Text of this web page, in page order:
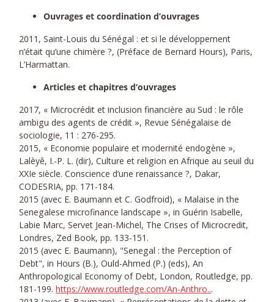
Ouvrages et coordination d’ouvrages
2011, Saint-Louis du Sénégal : et si le développement
n’était qu’une chimère ?, (Préface de Bernard Hours), Paris,
L’Harmattan.
Articles et chapitres d’ouvrages
2017, « Microcrédit et inclusion financière au Sud : le rôle
ambigu des agents de crédit », Revue Sénégalaise de
sociologie, 11 : 276-295.
2015, « Economie populaire et modernité endogène »,
Lalèyê, I.-P. L. (dir), Culture et religion en Afrique au seuil du
XXIe siècle. Conscience d’une renaissance ?, Dakar,
CODESRIA, pp. 171-184.
2015 (avec E. Baumann et C. Godfroid), « Malaise in the
Senegalese microfinance landscape », in Guérin Isabelle,
Labie Marc, Servet Jean-Michel, The Crises of Microcredit,
Londres, Zed Book, pp. 133-151.
2015 (avec E. Baumann), "Senegal : the Perception of
Debt", in Hours (B.), Ould-Ahmed (P.) (eds), An
Anthropological Economy of Debt, London, Routledge, pp.
181-199. https://www.routledge.com/An-Anthro...